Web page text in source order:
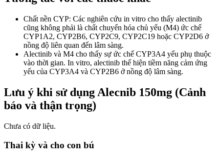
Chất nền CYP: Các nghiên cứu in vitro cho thấy alectinib
cũng không phải là chất chuyển hóa chủ yếu (M4) ức chế
CYP1A2, CYP2B6, CYP2C9, CYP2C19 hoặc CYP2D6 ở
nồng độ liên quan đến lâm sàng.
Alectinib và M4 cho thấy sự ức chế CYP3A4 yếu phụ thuộc
vào thời gian. In vitro, alectinib thể hiện tiềm năng cảm ứng
yếu của CYP3A4 và CYP2B6 ở nồng độ lâm sàng.
Lưu ý khi sử dụng Alecnib 150mg (Cảnh
báo và thận trọng)
Chưa có dữ liệu.
Thai kỳ và cho con bú